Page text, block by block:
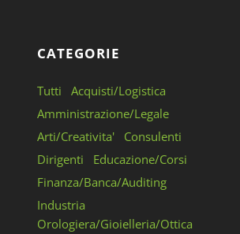
CATEGORIE
Tutti
Acquisti/Logistica
Amministrazione/Legale
Arti/Creativita'
Consulenti
Dirigenti
Educazione/Corsi
Finanza/Banca/Auditing
Industria
Orologiera/Gioielleria/Ottica